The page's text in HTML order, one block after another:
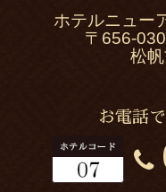
ホテルニュー
〒656-
松
お電話